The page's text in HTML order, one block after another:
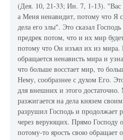
(Дея. 10, 21-33; Ин. 7, 1-13). "Вас
а Меня ненавидит, потому что Я
дела его злы". Это сказал
предрек потом, что и их мир
потому что Он изъял их из мира.
обращается ненависть мира и
что больше восстает мир, то
Нему, сообразнее с духом Его.
для внешних и этого
разжигается на дела князем
разрушил Господь и продолжает
через верующих. Прямо Господу
потому-то ярость свою